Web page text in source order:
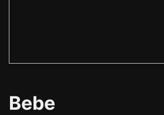
Bebe